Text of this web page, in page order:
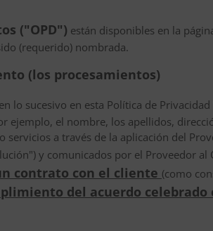
("OPD") están disponibles en la
(requerido) nombrada.
(los procesamientos)
lo sucesivo en esta Política de
ejemplo, el nombre, los apellidos,
a través de la aplicación del
y comunicados por el Proveedor al
contrato con el cliente (como
del acuerdo celebrado